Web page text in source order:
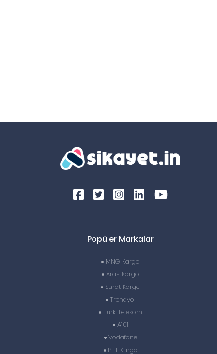
Popüler Markalar
MNG Kargo
Aras Kargo
Sürat Kargo
Trendyol
Türk Telekom
A101
Vodafone
PTT Kargo